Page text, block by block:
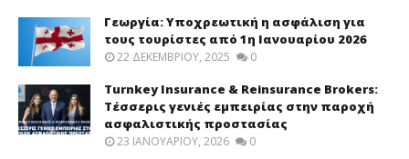
Γεωργία: Υποχρεωτική η ασφάλιση για
τους τουρίστες από 1η Ιανουαρίου 2026
22 ΔΕΚΕΜΒΡΊΟΥ, 2025 0
Turnkey Insurance & Reinsurance Brokers:
Τέσσερις γενιές εμπειρίας στην παροχή
ασφαλιστικής προστασίας
23 ΙΑΝΟΥΑΡΊΟΥ, 2026 0